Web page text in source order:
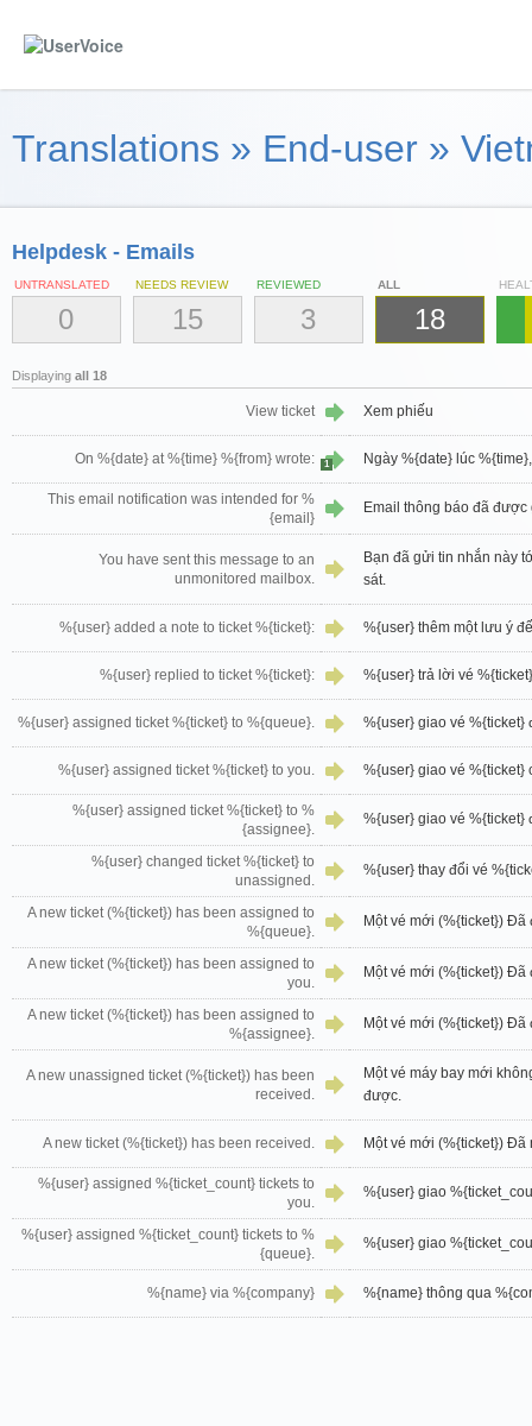
Translations » End-user »
Helpdesk - Emails
UNTRANSLATED
0
NEEDS REVIEW
15
REVIEWED
3
ALL
18
Displaying all 18
View ticket Xem phiếu
On %{date} at %{time} %{from} wrote: 1 Ngày %{date} lúc
This email notification was intended for %
{email}
Email thông báo đã
You have sent this message to an
unmonitored mailbox.
Bạn đã gửi tin nhắn này
sát.
%{user} added a note to ticket %{ticket}: %{user} thêm một lưu ý
%{user} replied to ticket %{ticket}: %{user} trả lời vé
%{user} assigned ticket %{ticket} to %{queue}. %{user} giao vé %{ticket}
%{user} assigned ticket %{ticket} to you. %{user} giao vé %{ticket}
%{user} assigned ticket %{ticket} to %
{assignee}.
%{user} giao vé %{ticket}
%{user} changed ticket %{ticket} to
unassigned.
%{user} thay đổi vé
A new ticket (%{ticket}) has been assigned to
%{queue}.
Một vé mới (%{ticket})
A new ticket (%{ticket}) has been assigned to
you.
Một vé mới (%{ticket})
A new ticket (%{ticket}) has been assigned to
%{assignee}.
Một vé mới (%{ticket})
A new unassigned ticket (%{ticket}) has been
received.
Một vé máy bay mới
được.
A new ticket (%{ticket}) has been received. Một vé mới (%{ticket})
%{user} assigned %{ticket_count} tickets to
you.
%{user} giao
%{user} assigned %{ticket_count} tickets to %
{queue}.
%{user} giao
%{name} via %{company} %{name} thông qua